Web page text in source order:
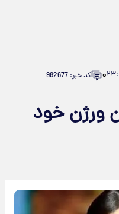
۰ کد خبر: 982677
ورژن خود